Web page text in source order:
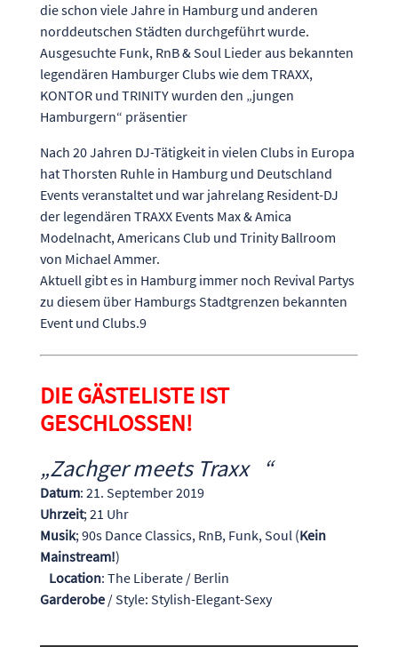
die schon viele Jahre in Hamburg und anderen
norddeutschen Städten durchgeführt wurde.
Ausgesuchte Funk, RnB & Soul Lieder aus bekannten
legendären Hamburger Clubs wie dem TRAXX,
KONTOR und TRINITY wurden den „jungen
Hamburgern“ präsentier
Nach 20 Jahren DJ-Tätigkeit in vielen Clubs in Europa
hat Thorsten Ruhle in Hamburg und Deutschland
Events veranstaltet und war jahrelang Resident-DJ
der legendären TRAXX Events Max & Amica
Modelnacht, Americans Club und Trinity Ballroom
von Michael Ammer.
Aktuell gibt es in Hamburg immer noch Revival Partys
zu diesem über Hamburgs Stadtgrenzen bekannten
Event und Clubs.9
DIE GÄSTELISTE IST
GESCHLOSSEN!
„Zachger meets Traxx “
Datum: 21. September 2019
Uhrzeit; 21 Uhr
Musik; 90s Dance Classics, RnB, Funk, Soul (Kein
Mainstream!)
Location: The Liberate / Berlin
Garderobe/ Style: Stylish-Elegant-Sexy